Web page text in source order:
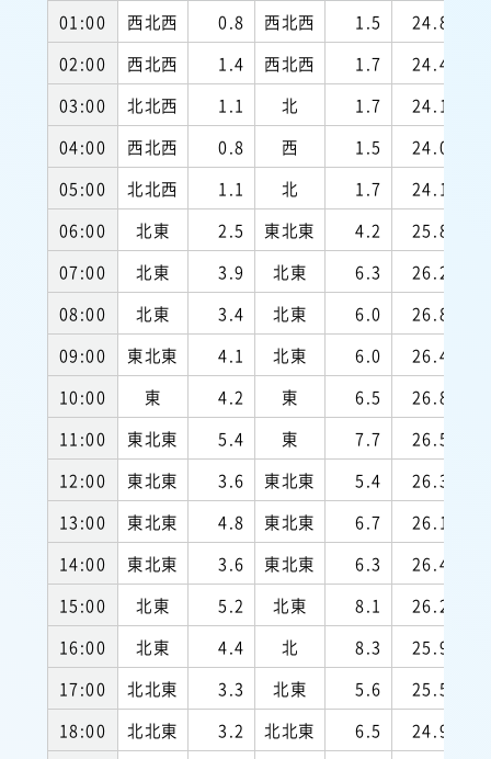
01:00
西北西 0.8 西北西 1.5 24.8
02:00
西北西 1.4 西北西 1.7 24.4
03:00
北北西 1.1 北 1.7 24.1
04:00
西北西 0.8 西 1.5 24.0
05:00
北北西 1.1 北 1.7 24.1
06:00
北東 2.5 東北東 4.2 25.8
07:00
北東 3.9 北東 6.3 26.2
08:00
北東 3.4 北東 6.0 26.8
09:00
東北東 4.1 北東 6.0 26.4
10:00
東 4.2 東 6.5 26.8
11:00
東北東 5.4 東 7.7 26.5
12:00
東北東 3.6 東北東 5.4 26.3
13:00
東北東 4.8 東北東 6.7 26.1
14:00
東北東 3.6 東北東 6.3 26.4
15:00
北東 5.2 北東 8.1 26.2
16:00
北東 4.4 北 8.3 25.9
17:00
北北東 3.3 北東 5.6 25.5
18:00
北北東 3.2 北北東 6.5 24.9